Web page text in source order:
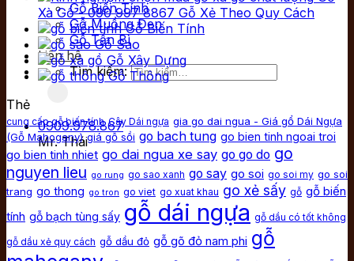
Gỗ Biến Tính
Gỗ Muồng Đen
Gỗ Tần Bì
Liên hệ
Tìm kiếm:
0909.978.867
Mr. Thái
Xà Gồ - 090 997 8867 Gỗ Xẻ Theo Quy Cách
Gỗ Biến Tính
Gỗ Sao
Gỗ Xây Dựng
Gỗ Thông
Thẻ
cung cấp gỗ biến tính Cây Dái ngựa gia go dai ngua - Giá gổ Dái Ngựa
(Gỗ Mahogany) giá gỗ sồi go bach tung go bien tinh ngoai troi
go bien tinh nhiet go dai ngua xe say go go do go
nguyen lieu go rung go sao xanh go say go soi go soi my go soi
trang go thong go tron go viet go xuat khau go xẻ sấy gỗ gỗ biến
tính gỗ bạch tùng sấy gỗ dái ngựa gỗ dầu có tốt không
gỗ dầu xẻ quy cách gỗ dầu đỏ gỗ gõ đỏ nam phi gỗ